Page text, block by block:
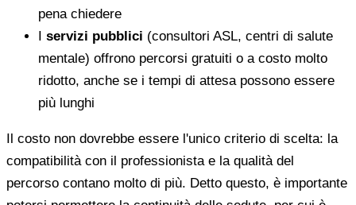
pena chiedere
I servizi pubblici (consultori ASL, centri di salute
mentale) offrono percorsi gratuiti o a costo molto
ridotto, anche se i tempi di attesa possono essere
più lunghi
Il costo non dovrebbe essere l'unico criterio di scelta: la
compatibilità con il professionista e la qualità del
percorso contano molto di più. Detto questo, è importante